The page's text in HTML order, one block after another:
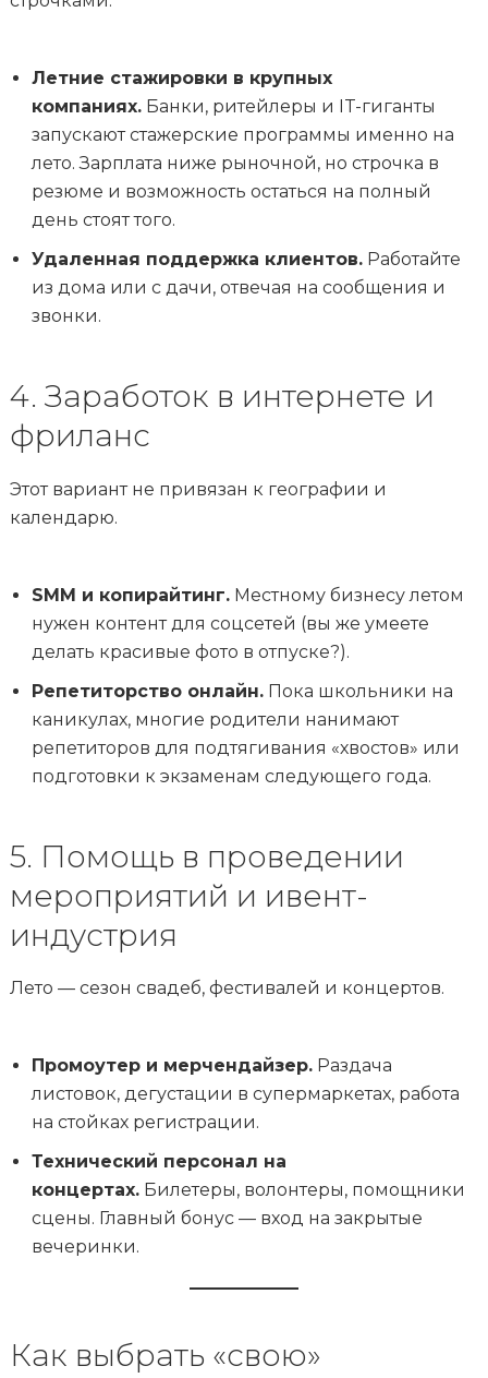
Летние стажировки в крупных
компаниях.Банки, ритейлеры и IT-гиганты
запускают стажерские программы именно на
лето. Зарплата ниже рыночной, но строчка в
резюме и возможность остаться на полный
день стоят того.
Удаленная поддержка клиентов.Работайте
из дома или с дачи, отвечая на сообщения и
звонки.
4. Заработок в интернете и
фриланс
Этот вариант не привязан к географии и
календарю.
SMM и копирайтинг.Местному бизнесу летом
нужен контент для соцсетей (вы же умеете
делать красивые фото в отпуске?).
Репетиторство онлайн.Пока школьники на
каникулах, многие родители нанимают
репетиторов для подтягивания «хвостов» или
подготовки к экзаменам следующего года.
5. Помощь в проведении
мероприятий и ивент-
индустрия
Лето — сезон свадеб, фестивалей и концертов.
Промоутер и мерчендайзер.Раздача
листовок, дегустации в супермаркетах, работа
на стойках регистрации.
Технический персонал на
концертах.Билетеры, волонтеры, помощники
сцены. Главный бонус — вход на закрытые
вечеринки.
Как выбрать «свою»